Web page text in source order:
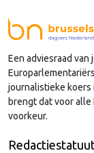
Nederlandse
lobby in
Continued
Een adviesraad
journalistieke koers
brengt dat voor
voorkeur.